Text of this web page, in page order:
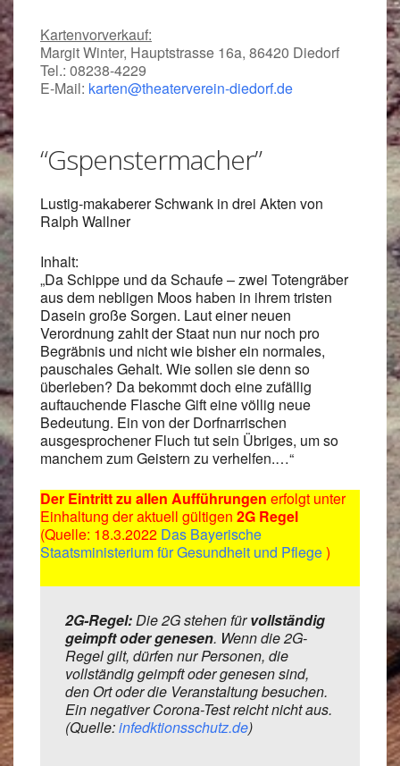
Kartenvorverkauf:
Margit Winter, Hauptstrasse 16a, 86420 Diedorf
Tel.: 08238-4229
E-Mail: karten@theaterverein-diedorf.de
“Gspenstermacher”
Lustig-makaberer Schwank in drei Akten von
Ralph Wallner
Inhalt:
„Da Schippe und da Schaufe – zwei Totengräber
aus dem nebligen Moos haben in ihrem tristen
Dasein große Sorgen. Laut einer neuen
Verordnung zahlt der Staat nun nur noch pro
Begräbnis und nicht wie bisher ein normales,
pauschales Gehalt. Wie sollen sie denn so
überleben? Da bekommt doch eine zufällig
auftauchende Flasche Gift eine völlig neue
Bedeutung. Ein von der Dorfnarrischen
ausgesprochener Fluch tut sein Übriges, um so
manchem zum Geistern zu verhelfen.…“
Der Eintritt zu allen Aufführungen erfolgt unter
Einhaltung der aktuell gültigen 2G Regel
(Quelle: 18.3.2022 Das Bayerische
Staatsministerium für Gesundheit und Pflege)
2G-Regel:Die 2G stehen fürvollständig
geimpft oder genesen. Wenn die 2G-
Regel gilt, dürfen nur Personen, die
vollständig geimpft oder genesen sind,
den Ort oder die Veranstaltung besuchen.
Ein negativer Corona-Test reicht nicht aus.
(Quelle:infedktionsschutz.de)